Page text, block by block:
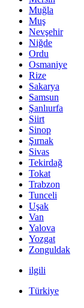
Muğla
Muş
Nevşehir
Niğde
Ordu
Osmaniye
Rize
Sakarya
Samsun
Şanlıurfa
Siirt
Sinop
Şırnak
Sivas
Tekirdağ
Tokat
Trabzon
Tunceli
Uşak
Van
Yalova
Yozgat
Zonguldak
ilgili
Türkiye